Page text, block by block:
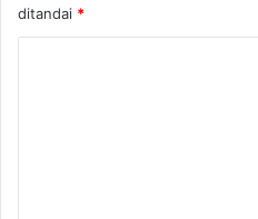
ditandai *